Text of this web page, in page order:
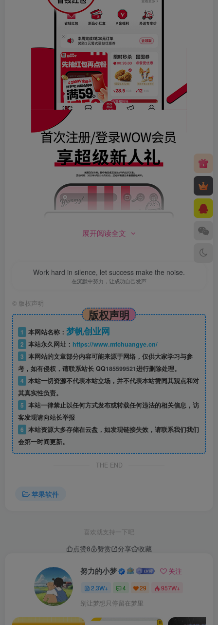
展开阅读全文
Work hard in silence, let success make the noise.
在沉默中努力，让成功自己发声
© 版权声明
版权声明
1 本网站名称： 梦帆创业网
2 本站永久网址： https://www.mfchuangye.cn/
3 本网站的文章部分内容可能来源于网络，仅供大家学习与参
考，如有侵权，请联系站长 QQ185599521进行删除处理。
4 本站一切资源不代表本站立场，并不代表本站赞同其观点和对
其真实性负责。
5 本站一律禁止以任何方式发布或转载任何违法的相关信息，访
客发现请向站长举报
6 本站资源大多存储在云盘，如发现链接失效，请联系我们我们
会第一时间更新。
THE END
苹果软件
喜欢就支持一下吧
点赞8 赞赏 分享 收藏
努力的小梦 关注
2.3W+ 4 29 957W+
别让梦想只停留在梦里